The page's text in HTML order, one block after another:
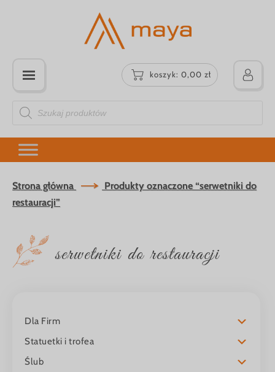
Wyszukiwarka
produktów
koszyk: 0,00 zł
Strona główna
Produkty oznaczone “serwetniki do
restauracji”
serwetniki do restauracji
Dla Firm
Statuetki i trofea
Ślub